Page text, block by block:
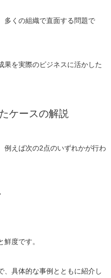
多くの組織で直面する問題で
果を実際のビジネスに活かした
ケースの解説
例えば次の2点のいずれかが行わ
度です。
、具体的な事例とともに紹介し